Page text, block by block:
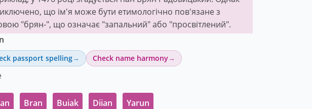
що ім'я може бути етимологічно пов'язане з
"брян-", що означає "запальний" або "просвітлений".
passport spelling Check name harmony
Bran Buiak Diian Yarun